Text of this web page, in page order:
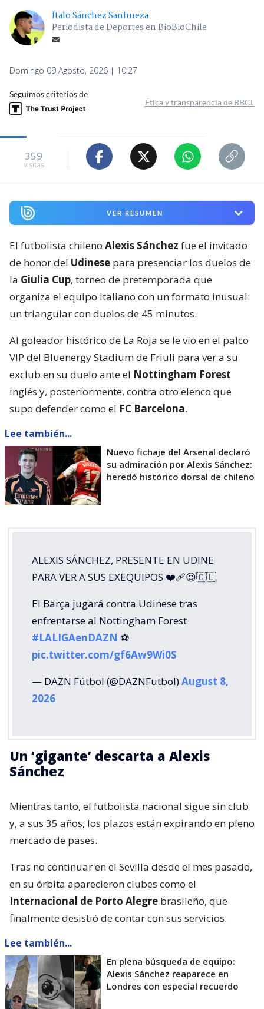
Ítalo Sánchez Sanhueza
Periodista de Deportes en BioBioChile
Domingo 09 Agosto, 2026 | 10:27
Seguimos criterios de
Ética y transparencia de BBCL
359
visitas
VER RESUMEN
El futbolista chileno Alexis Sánchez fue el invitado
de honor del Udinese para presenciar los duelos de
la Giulia Cup, torneo de pretemporada que
organiza el equipo italiano con un formato inusual:
un triangular con duelos de 45 minutos.
Al goleador histórico de La Roja se le vio en el palco
VIP del Bluenergy Stadium de Friuli para ver a su
exclub en su duelo ante el Nottingham Forest
inglés y, posteriormente, contra otro elenco que
supo defender como el FC Barcelona.
Lee también...
Nuevo fichaje del Arsenal declaró
su admiración por Alexis Sánchez:
heredó histórico dorsal de chileno
ALEXIS SÁNCHEZ, PRESENTE EN UDINE
PARA VER A SUS EXEQUIPOS ❤️‍🩹😍🇨🇱
El Barça jugará contra Udinese tras
enfrentarse al Nottingham Forest
#LALIGAenDAZN ⚽️
pic.twitter.com/gf6Aw9Wi0S
— DAZN Fútbol (@DAZNFutbol)August 8,
2026
Un ‘gigante’ descarta a Alexis
Sánchez
Mientras tanto, el futbolista nacional sigue sin club
y, a sus 35 años, los plazos están expirando en pleno
mercado de pases.
Tras no continuar en el Sevilla desde el mes pasado,
en su órbita aparecieron clubes como el
Internacional de Porto Alegre brasileño, que
finalmente desistió de contar con sus servicios.
Lee también...
En plena búsqueda de equipo:
Alexis Sánchez reaparece en
Londres con especial recuerdo